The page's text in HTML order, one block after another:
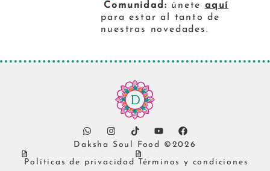
Comunidad: únete aquí
para estar al tanto de
nuestras novedades.
Daksha Soul Food ©2026
Políticas de privacidad Términos y condiciones